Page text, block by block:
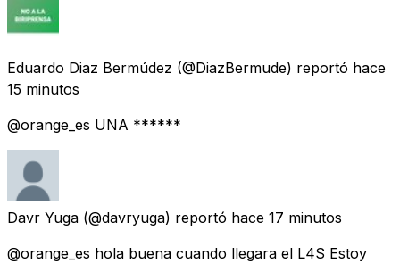
Eduardo Diaz Bermúdez (@DiazBermude) reportó hace
15 minutos
@orange_es UNA ******
Davr Yuga (@davryuga) reportó hace 17 minutos
@orange_es hola buena cuando llegara el L4S Estoy